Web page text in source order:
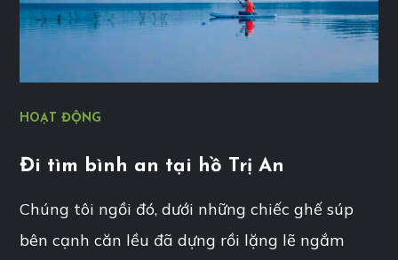
HOẠT ĐỘNG
Đi tìm bình an tại hồ Trị An
Chúng tôi ngồi đó, dưới những chiếc ghế súp
bên cạnh căn lều đã dựng rồi lặng lẽ ngắm